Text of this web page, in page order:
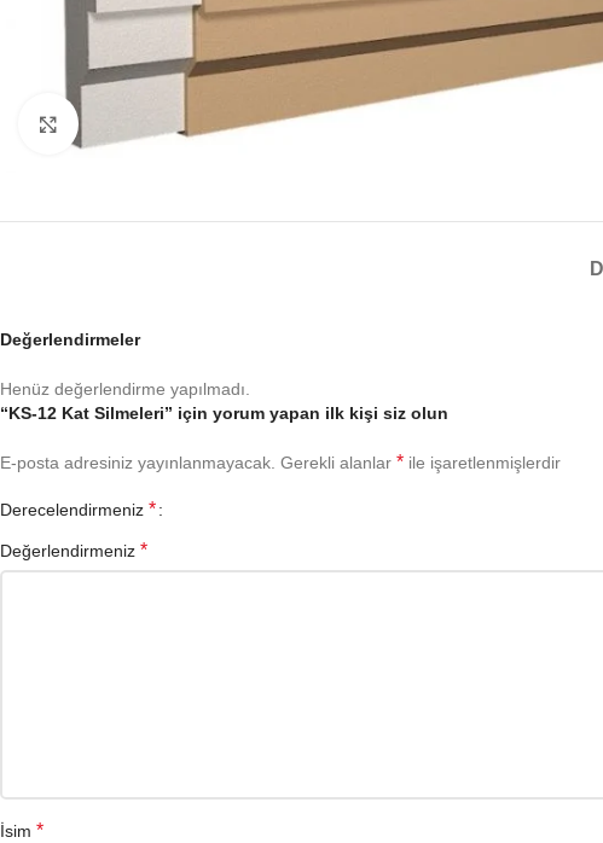
Büyütmek için tıklayın
Değerlendirmeler
Henüz değerlendirme yapılmadı.
“KS-12 Kat Silmeleri” için yorum yapan ilk kişi siz olun
E-posta adresiniz yayınlanmayacak. Gerekli alanlar * ile işaretlenmişlerdir
Derecelendirmeniz *
Değerlendirmeniz *
İsim *